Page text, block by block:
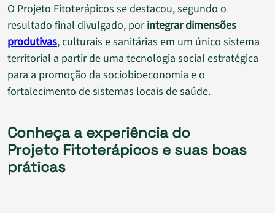
O Projeto Fitoterápicos se destacou, segundo o
resultado final divulgado, porintegrar dimensões
produtivas, culturais e sanitárias em um único sistema
territorial a partir de uma tecnologia social estratégica
para a promoção da sociobioeconomia e o
fortalecimento de sistemas locais de saúde.
Conheça a experiência do
Projeto Fitoterápicos e suas boas
práticas